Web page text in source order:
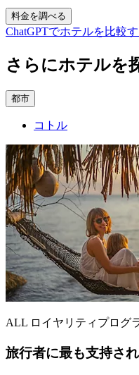
料金を調べる
ChatGPTでホテルを比較
さらにホテルを
都市
コトル
ALL ロイヤリティプログ
旅行者に最も支持さ